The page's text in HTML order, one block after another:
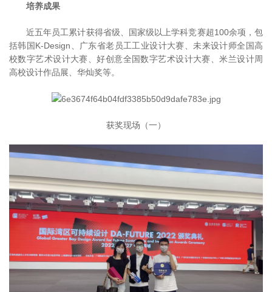
培养成果
近五年员工累计获得省级、国家级以上学科竞赛超100余项，包
括韩国K-Design、广东省老员工工业设计大赛、未来设计师全国高
校数字艺术设计大赛、好创意全国数字艺术设计大赛、米兰设计周
高校设计作品展、华灿奖等。
获奖现场（一）